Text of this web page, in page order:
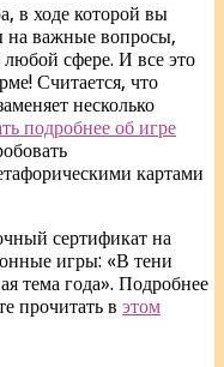
в ходе которой вы
на важные вопросы,
сфере. И все это
Считается, что
несколько
подробнее об игре
картами
сертификат на
игры: «В тени
тема года». Подробнее
прочитать в этом